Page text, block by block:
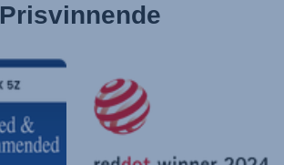
Prisvinnende